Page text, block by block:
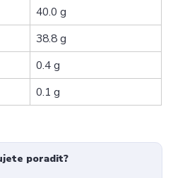
40.0 g
38.8 g
0.4 g
0.1 g
poradit?